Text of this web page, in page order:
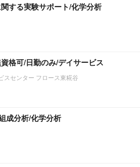
する実験サポート/化学分析
格可/日勤のみ/デイサービス
スセンター フロース東糀谷
成分析/化学分析